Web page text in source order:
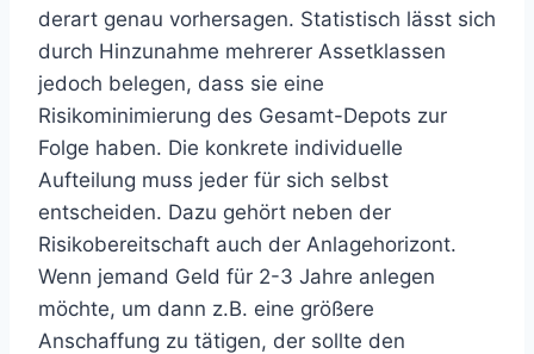
derart genau vorhersagen. Statistisch lässt sich
durch Hinzunahme mehrerer Assetklassen
jedoch belegen, dass sie eine
Risikominimierung des Gesamt-Depots zur
Folge haben. Die konkrete individuelle
Aufteilung muss jeder für sich selbst
entscheiden. Dazu gehört neben der
Risikobereitschaft auch der Anlagehorizont.
Wenn jemand Geld für 2-3 Jahre anlegen
möchte, um dann z.B. eine größere
Anschaffung zu tätigen, der sollte den